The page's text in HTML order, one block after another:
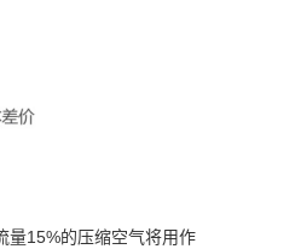
量15%的压缩空气将用作